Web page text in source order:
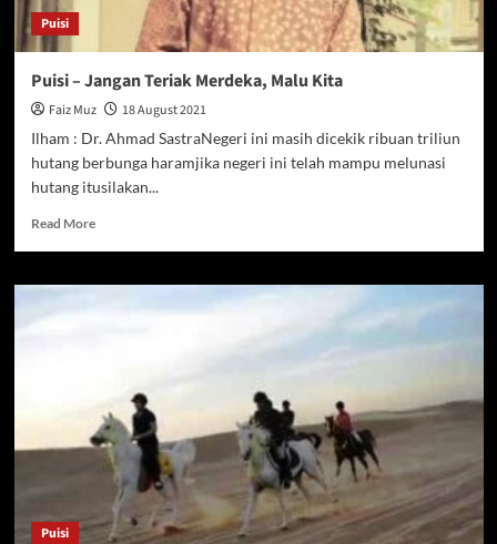
Puisi
Puisi – Jangan Teriak Merdeka, Malu Kita
Faiz Muz
18 August 2021
Ilham : Dr. Ahmad SastraNegeri ini masih dicekik ribuan triliun
hutang berbunga haramjika negeri ini telah mampu melunasi
hutang itusilakan...
Read MoreRead
Puisi
Kita
Puisi